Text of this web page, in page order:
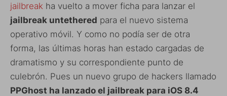
jailbreak ha vuelto a mover ficha para lanzar el
jailbreak untethered para el nuevo sistema
operativo móvil. Y como no podía ser de otra
forma, las últimas horas han estado cargadas de
dramatismo y su correspondiente punto de
culebrón. Pues un nuevo grupo de hackers llamado
PPGhost ha lanzado el jailbreak para iOS 8.4